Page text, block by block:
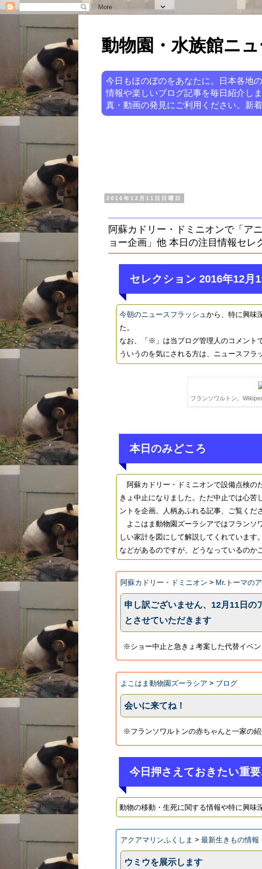
動物園・水族館ニ
今日もほのぼのをあなたに。日本各地
情報や楽しいブログ記事を毎日紹介し
真・動画の発見にご利用ください。新
2016年12月11日日曜日
阿蘇カドリー・ドミニオンで「ア
ョー企画」他 本日の注目情報セレ
セレクション 2016年12月
今朝のニュースフラッシュから、特に興味
た。
なお、「※」は当ブログ管理人のコメント
ういうのを気にされる方は、ニュースフラ
フランソワルトン。
本日のみどころ
阿蘇カドリー・ドミニオンで設備点検の
きょ中止になりました。ただ中止では心
ントを企画。人柄あふれる記事、ご覧くだ
よこはま動物園ズーラシアではフランソ
しい家計を図にして解説してくれていま
などがあるのですが、どうなっているのか
阿蘇カドリー・ドミニオン > Mr.トーマの
申し訳ございません、12月11日の
とさせていただきます
※ショー中止と急きょ考案した代替イベン
よこはま動物園ズーラシア > ブログ
会いに来てね！
※フランソワルトンの赤ちゃんと一家の紹
今日押さえておきたい重
動物の移動・生死に関する情報や特に興味
アクアマリンふくしま >最新生きもの情報
ウミウを展示します